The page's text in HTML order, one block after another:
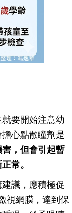
要開始注意幼
心點散瞳劑是
，但會引起暫
常。
議，應積極促
視網膜，達到保